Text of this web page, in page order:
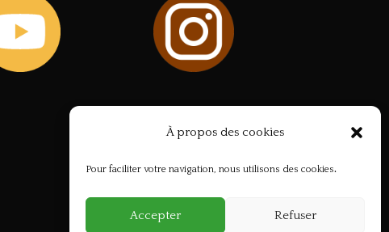
À propos des cookies
Pour faciliter votre navigation, nous utilisons des cookies.
Accepter Refuser